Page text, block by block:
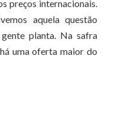
preços internacionais.
aquela questão
planta. Na safra
uma oferta maior do